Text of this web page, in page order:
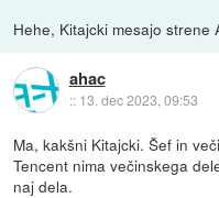
Hehe, Kitajcki mesajo strene
ahac
:: 13. dec 2023, 09:53
Ma, kakšni Kitajcki. Šef in
Tencent nima večinskega
naj dela.